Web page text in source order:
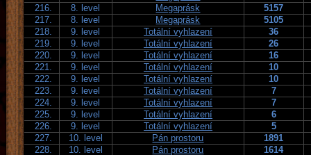
216.
8. level Megaprásk
5157
217.
8. level Megaprásk
5105
218.
9. level Totální vyhlazení
36
219.
9. level Totální vyhlazení
26
220.
9. level Totální vyhlazení
16
221.
9. level Totální vyhlazení
10
222.
9. level Totální vyhlazení
10
223.
9. level Totální vyhlazení
7
224.
9. level Totální vyhlazení
7
225.
9. level Totální vyhlazení
6
226.
9. level Totální vyhlazení
5
227.
10. level Pán prostoru
1891
228.
10. level Pán prostoru
1614